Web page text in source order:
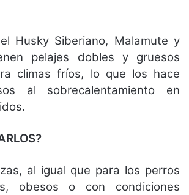
Husky Siberiano, Malamute y
pelajes dobles y gruesos
climas fríos, lo que los hace
al sobrecalentamiento en
al igual que para los perros
obesos o con condiciones